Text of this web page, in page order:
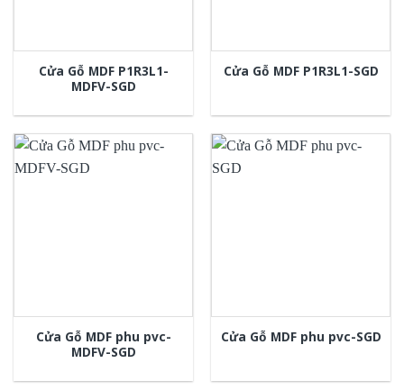
Cửa Gỗ MDF P1R3L1-
MDFV-SGD
Cửa Gỗ MDF P1R3L1-SGD
Cửa Gỗ MDF phu pvc-
MDFV-SGD
Cửa Gỗ MDF phu pvc-SGD